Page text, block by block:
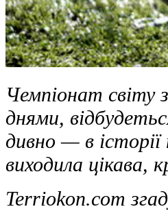
Чемпіонат світу
днями,
дивно — в
виходила цікава,
Terriokon.com